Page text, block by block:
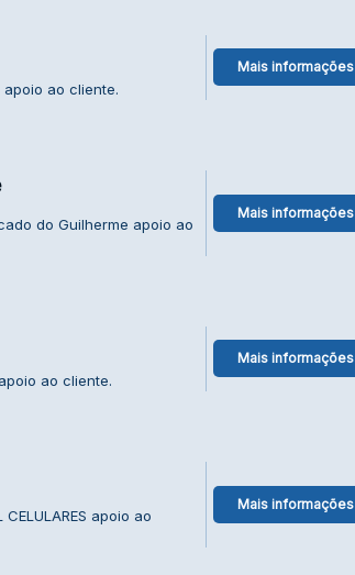
ao cliente.
Mais informações
do Guilherme apoio ao
Mais informações
ao cliente.
Mais informações
apoio ao
Mais informações